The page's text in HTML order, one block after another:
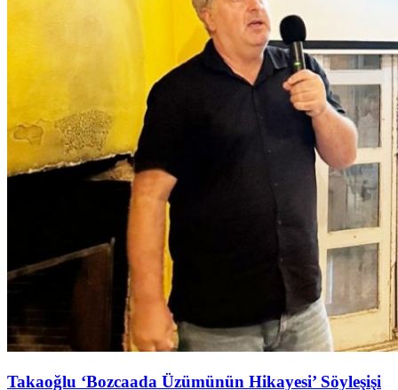
Takaoğlu ‘Bozcaada Üzümünün Hikayesi’ Söyleşişi